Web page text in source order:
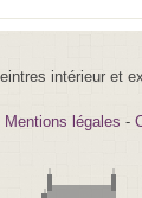
intérieur et
Mentions légales -